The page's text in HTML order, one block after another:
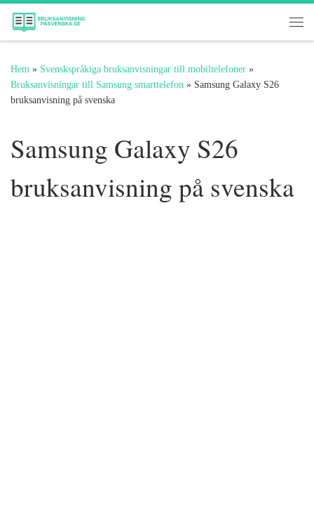
Hoppa till innehåll
Hem » Svenskspråkiga bruksanvisningar till mobiltelefoner »
Bruksanvisningar till Samsung smarttelefon » Samsung Galaxy S26
bruksanvisning på svenska
Samsung Galaxy S26
bruksanvisning på svenska